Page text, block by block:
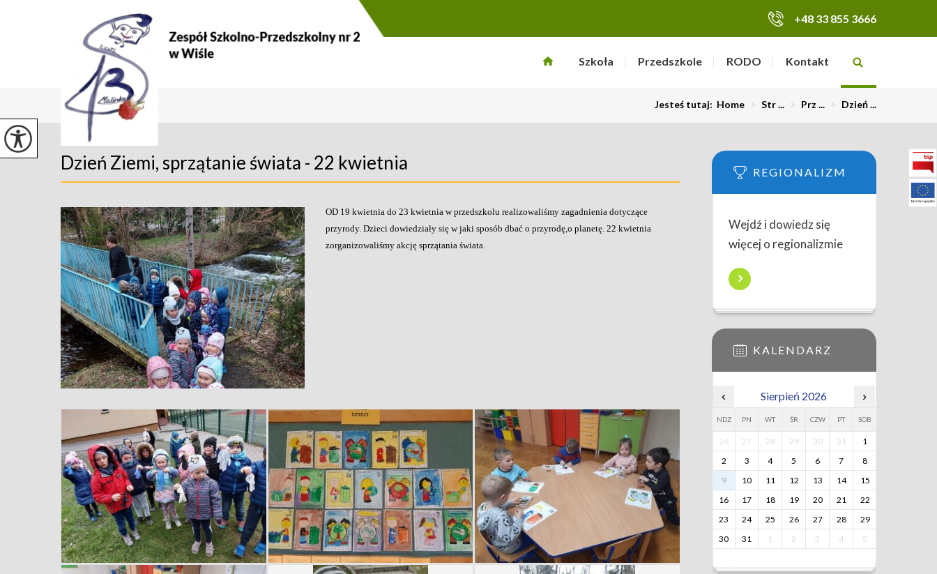
+48 33 855 3666
Szkoła Przedszkole RODO Kontakt
Jesteś tutaj: Home > Str ... > Prz ... > Dzień ...
Dzień Ziemi, sprzątanie świata - 22 kwietnia
OD 19 kwietnia do 23 kwietnia w przedszkolu realizowaliśmy zagadnienia dotyczące
przyrody. Dzieci dowiedziały się w jaki sposób dbać o przyrodę,o planetę. 22 kwietnia
zorganizowaliśmy akcję sprzątania świata.
REGIONALIZM
Wejdź i dowiedz się
więcej o regionalizmie
KALENDARZ
‹ Sierpień 2026 ›
NDZ PN WT ŚR CZW PT SOB
26 27 28 29 30 31
1
2
3 4 5 6 7
8
9
10 11 12 13 14
15
16
17 18 19 20 21
22
23
24 25 26 27 28
29
30
31 1 2 3 4 5